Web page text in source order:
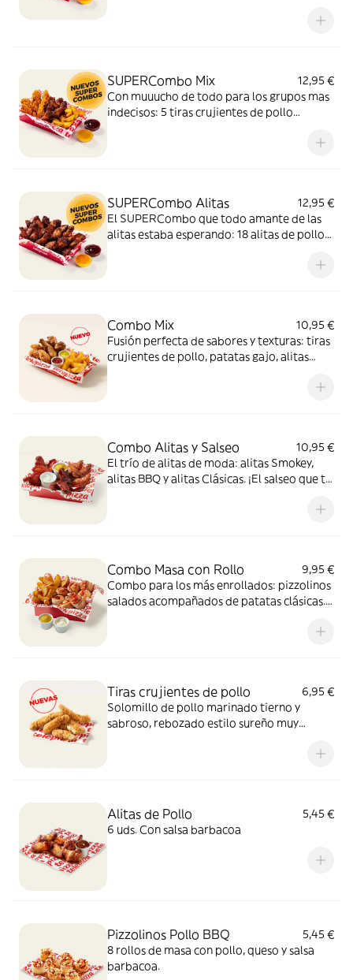
de solomillos de pollo, tiernos y sabrosos,
SUPERCombo Mix
12,95 €
Con muuucho de todo para los grupos mas
indecisos: 5 tiras crujientes de pollo
acompañadas con salsa barbacoa y miel y
SUPERCombo Alitas
12,95 €
El SUPERCombo que todo amante de las
alitas estaba esperando: 18 alitas de pollo
Combo Mix
10,95 €
Fusión perfecta de sabores y texturas: tiras
crujientes de pollo, patatas gajo, alitas
Combo Alitas y Salseo
10,95 €
El trío de alitas de moda: alitas Smokey,
alitas BBQ y alitas Clásicas. ¡El salseo que tu
Combo Masa con Rollo
9,95 €
Combo para los más enrollados: pizzolinos
salados acompañados de patatas clásicas.
Tiras crujientes de pollo
6,95 €
Solomillo de pollo marinado tierno y
sabroso, rebozado estilo sureño muy
Alitas de Pollo
5,45 €
6 uds. Con salsa barbacoa
Pizzolinos Pollo BBQ
5,45 €
8 rollos de masa con pollo, queso y salsa
barbacoa.